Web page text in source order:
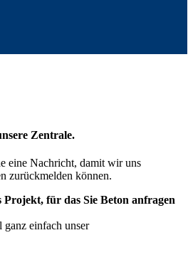
Zentrale.
eine Nachricht, damit wir uns
zurückmelden können.
Projekt, für das Sie Beton anfragen
ganz einfach unser